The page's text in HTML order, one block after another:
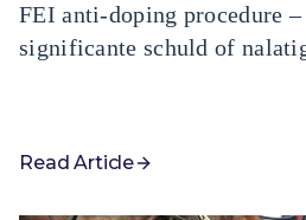
FEI anti-doping procedure –
significante schuld of
Read Article